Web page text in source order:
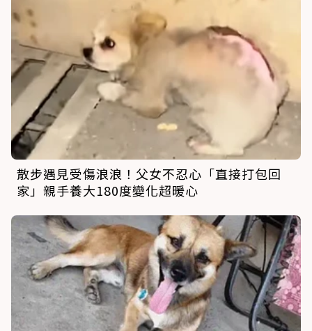
散步遇見受傷浪浪！父女不忍心「直接打包回
家」親手養大180度變化超暖心